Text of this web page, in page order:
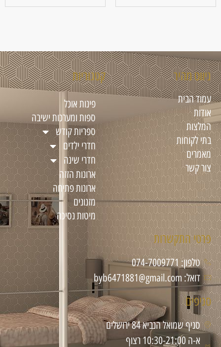
ניווט מהיר
עמוד הבית
אודות
המלצות
בתי לקוחות
מאמרים
צור קשר
קטגוריות
פינות אוכל
ספות ומערכות ישיבה
ספריות קודש
חדרי ילדים
חדרי שינה
ארונות הזזה
ארונות פתיחה
מזנונים
מיטות נסיכה
פרטי התקשרות
טלפון: 074-7009771
דואל: byb6471881@gmail.com
סניפים
סניף שמואל הנביא 84 ירושלים
א-ה 10:30-21:00 רצוף